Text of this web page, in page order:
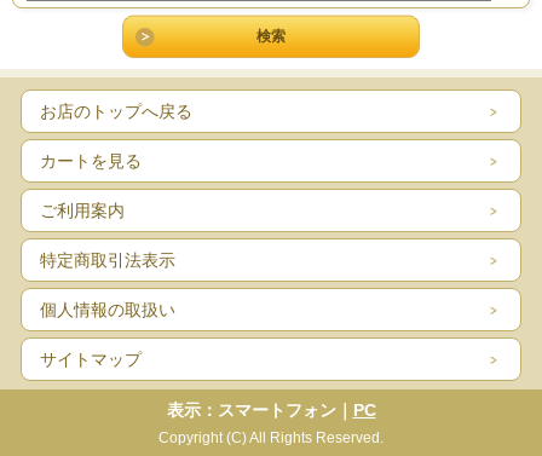
お店のトップへ戻る
カートを見る
ご利用案内
特定商取引法表示
個人情報の取扱い
サイトマップ
表示：スマートフォン｜ PC
Copyright (C) All Rights Reserved.